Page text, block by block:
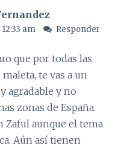
am Responder
que por todas las
te vas a un
agradable y no
zonas de España.
aunque el tema
Aún así tienen